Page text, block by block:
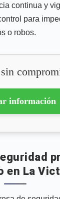
continua y
para
o robos.
información
en La